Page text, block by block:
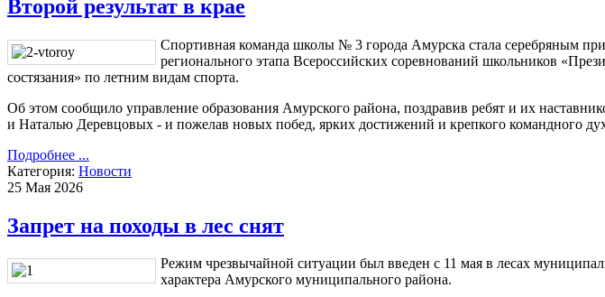
Второй результат в крае
Спортивная команда школы № 3 города Амурска стала серебряным
регионального этапа Всероссийских соревнований школьников
состязания» по летним видам спорта.
Об этом сообщило управление образования Амурского района, поздравив ребят и их
и Наталью Деревцовых - и пожелав новых побед, ярких достижений и крепкого командного
Подробнее ...
Категория: Новости
25 Мая 2026
Запрет на походы в лес снят
Режим чрезвычайной ситуации был введен с 11 мая в лесах
характера Амурского муниципального района.